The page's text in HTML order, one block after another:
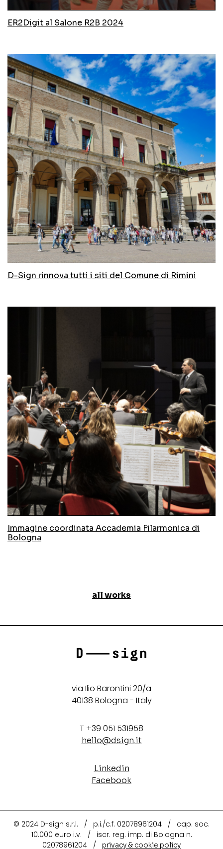
ER2Digit al Salone R2B 2024
D-Sign rinnova tutti i siti del Comune di Rimini
Immagine coordinata Accademia Filarmonica di
Bologna
all works
via Ilio Barontini 20/a
40138 Bologna - Italy
T +39 051 531958
hello@dsign.it
Linkedin
Facebook
© 2024 D-sign s.r.l. / p.i./c.f. 02078961204 / cap. soc.
10.000 euro i.v. / iscr. reg. imp. di Bologna n.
02078961204 / privacy & cookie policy